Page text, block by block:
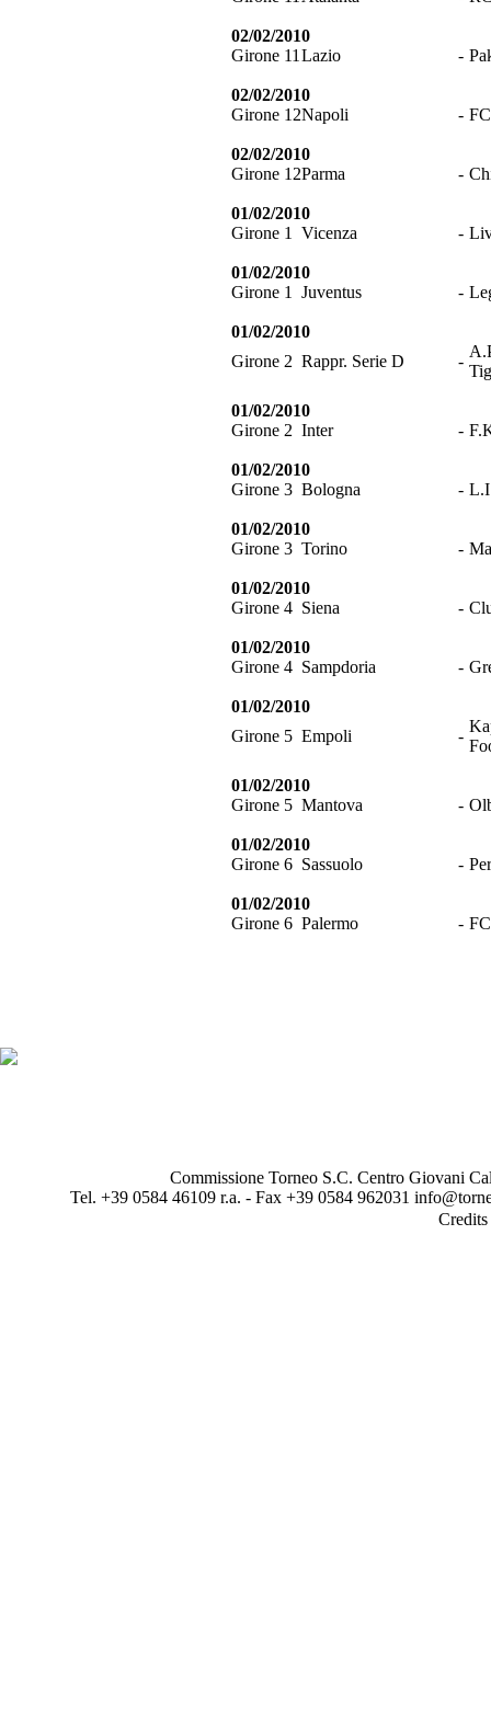
02/02/2010
Girone 11 Lazio -
02/02/2010
Girone 12Napoli -
02/02/2010
Girone 12Parma -
01/02/2010
Girone 1
Vicenza -
01/02/2010
Girone 1
Juventus -
01/02/2010
Girone 2 Rappr. Serie D -
01/02/2010
Girone 2 Inter -
01/02/2010
Girone 3 Bologna -
01/02/2010
Girone 3 Torino -
01/02/2010
Girone 4 Siena -
01/02/2010
Girone 4 Sampdoria -
01/02/2010
Girone 5 Empoli -
01/02/2010
Girone 5 Mantova -
01/02/2010
Girone 6 Sassuolo -
01/02/2010
Girone 6 Palermo -
Commissione Torneo S.C. Centro Giovani
Tel. +39 0584 46109 r.a. - Fax +39 0584 962031
Credits